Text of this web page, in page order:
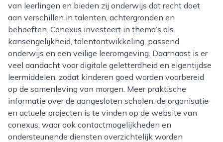
van leerlingen en bieden zij onderwijs dat recht doet
aan verschillen in talenten, achtergronden en
behoeften. Conexus investeert in thema’s als
kansengelijkheid, talentontwikkeling, passend
onderwijs en een veilige leeromgeving. Daarnaast is er
veel aandacht voor digitale geletterdheid en eigentijdse
leermiddelen, zodat kinderen goed worden voorbereid
op de samenleving van morgen. Meer praktische
informatie over de aangesloten scholen, de organisatie
en actuele projecten is te vinden op de website van
conexus, waar ook contactmogelijkheden en
ondersteunende diensten overzichtelijk worden